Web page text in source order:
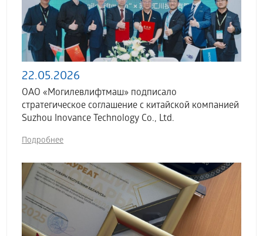
22.05.2026
ОАО «Могилевлифтмаш» подписало
стратегическое соглашение с китайской компанией
Suzhou Inovance Technology Co., Ltd.
Подробнее